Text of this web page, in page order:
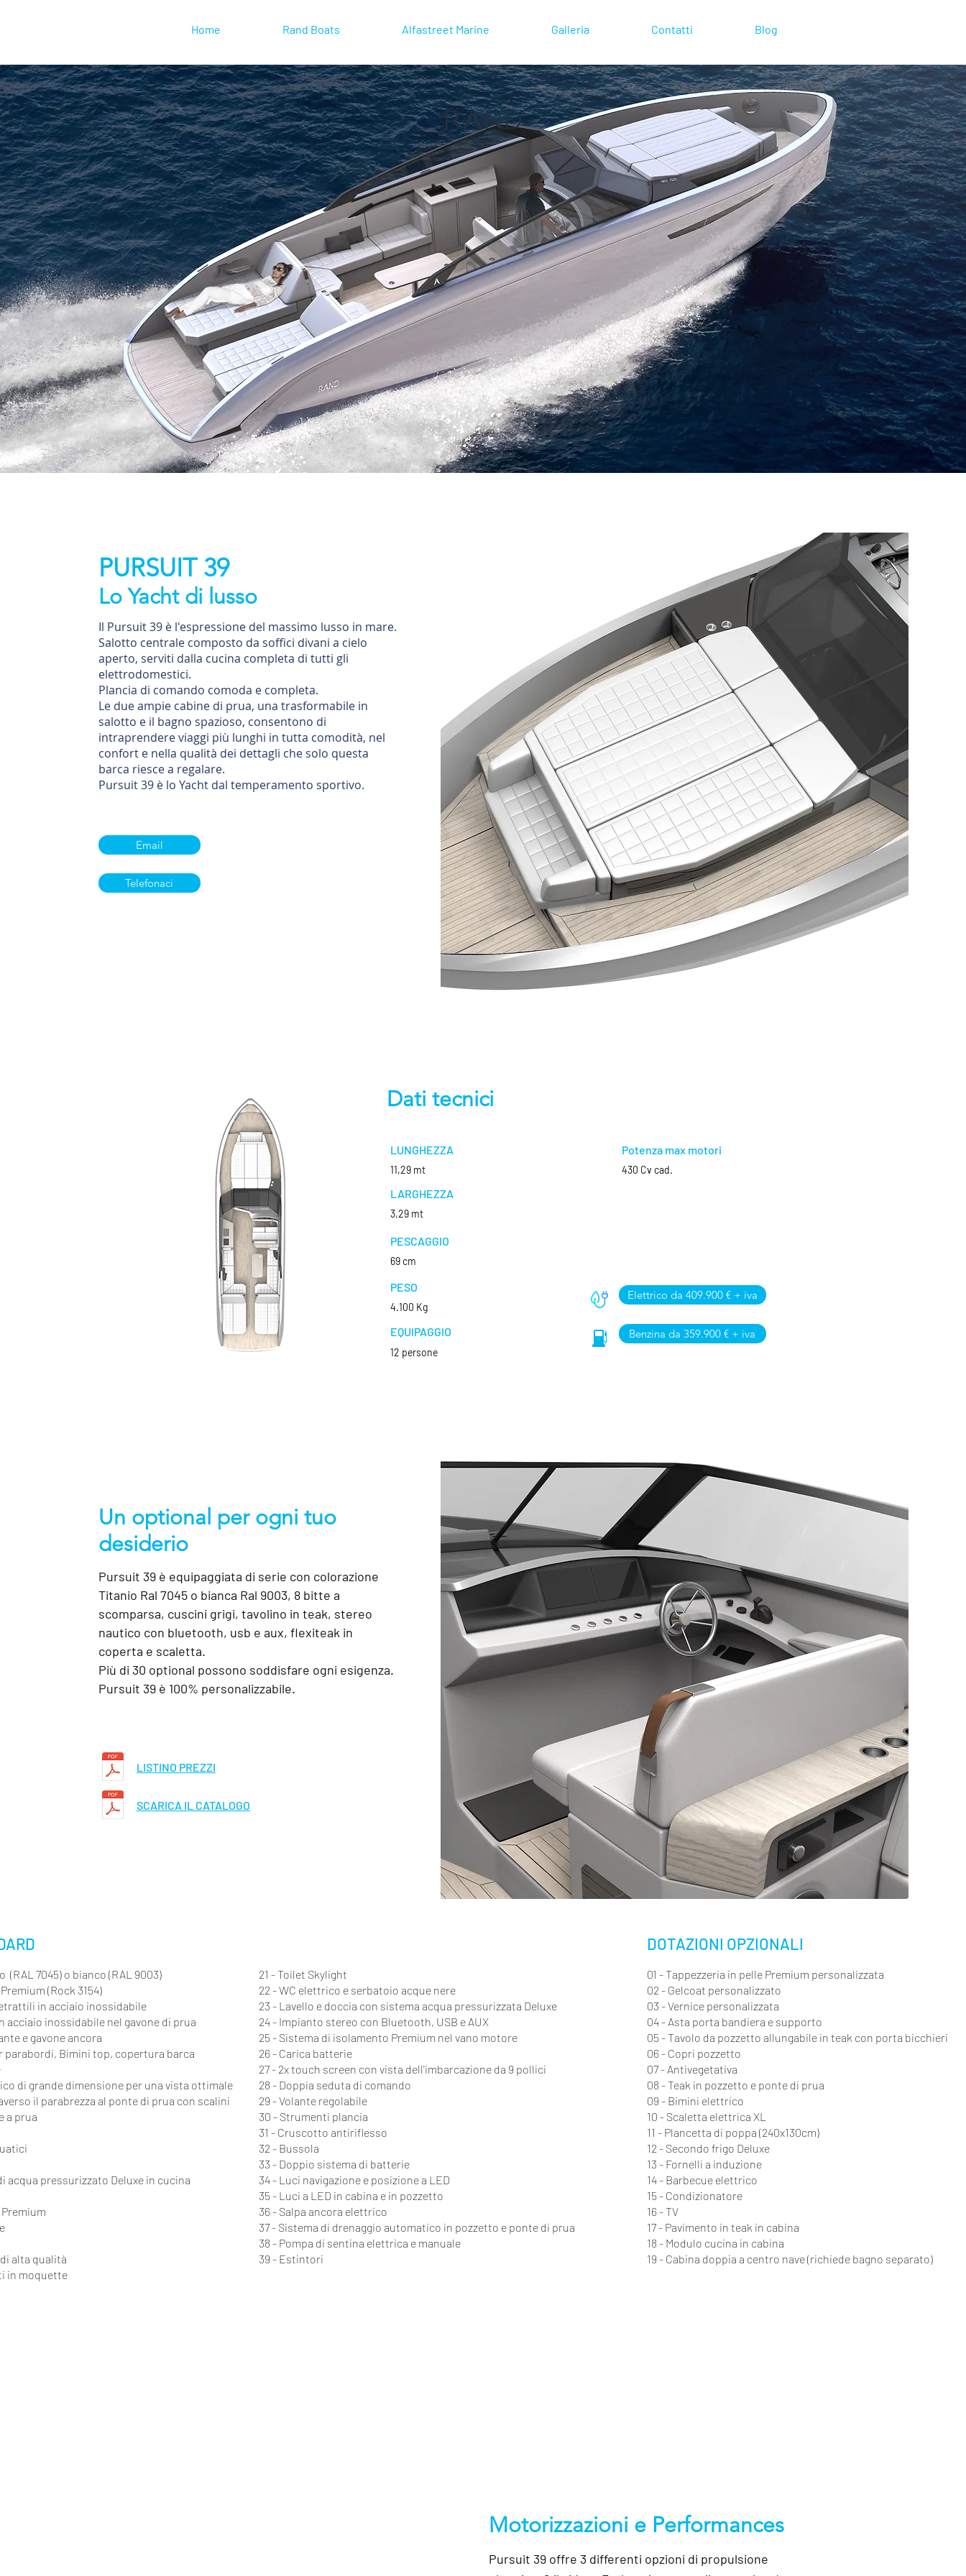
Home Rand Boats Alfastreet Marine Galleria Contatti Blog
As a Rand Boats offical Italian distributor and Dialer
in the North East of the country we can help you
findi the right boat for you.
PURSUIT 39
Lo Yacht di lusso
Il Pursuit 39 è l'espressione del massimo lusso in mare.
Salotto centrale composto da soffici divani a cielo
aperto, serviti dalla cucina completa di tutti gli
elettrodomestici.
Plancia di comando comoda e completa.
Le due ampie cabine di prua, una trasformabile in
salotto e il bagno spazioso, consentono di
intraprendere viaggi più lunghi in tutta comodità, nel
confort e nella qualità dei dettagli che solo questa
barca riesce a regalare.
Pursuit 39 è lo Yacht dal temperamento sportivo.
Email
Telefonaci
Dati tecnici
LUNGHEZZA Potenza max motori
11,29 mt 430 Cv cad.
LARGHEZZA
3,29 mt
PESCAGGIO
69 cm
PESO
4.100 Kg
Elettrico da 409.900 € + iva
EQUIPAGGIO
12 persone
Benzina da 359.900 € + iva
Un optional per ogni tuo
desiderio
Pursuit 39 è equipaggiata di serie con colorazione
Titanio Ral 7045 o bianca Ral 9003, 8 bitte a
scomparsa, cuscini grigi, tavolino in teak, stereo
nautico con bluetooth, usb e aux, flexiteak in
coperta e scaletta.
Più di 30 optional possono soddisfare ogni esigenza.
Pursuit 39 è 100% personalizzabile.
LISTINO PREZZI
SCARICA IL CATALOGO
(RAL 7045) o bianco (RAL 9003)
(Rock 3154)
in acciaio inossidabile
acciaio inossidabile nel gavone di prua
e gavone ancora
parabordi, Bimini top, copertura barca
di grande dimensione per una vista ottimale
il parabrezza al ponte di prua con scalini
a prua
acqua pressurizzato Deluxe in cucina
alta qualità
in moquette
21 - Toilet Skylight
22 - WC elettrico e serbatoio acque nere
23 - Lavello e doccia con sistema acqua pressurizzata Deluxe
24 - Impianto stereo con Bluetooth, USB e AUX
25 - Sistema di isolamento Premium nel vano motore
26 - Carica batterie
27- 2x touch screen con vista dell'imbarcazione da 9 pollici
28 - Doppia seduta di comando
29 - Volante regolabile
30 - Strumenti plancia
31 - Cruscotto antiriflesso
32 - Bussola
33 - Doppio sistema di batterie
34- Luci navigazione e posizione a LED
35 - Luci a LED in cabina e in pozzetto
36 - Salpa ancora elettrico
37 - Sistema di drenaggio automatico in pozzetto e ponte di prua
38 - Pompa di sentina elettrica e manuale
39 - Estintori
DOTAZIONI OPZIONALI
01 - Tappezzeria in pelle Premium personalizzata
02 - Gelcoat personalizzato
03 - Vernice personalizzata
04 - Asta porta bandiera e supporto
05 - Tavolo da pozzetto allungabile in teak con porta bicchieri
06 - Copri pozzetto
07 - Antivegetativa
08 - Teak in pozzetto e ponte di prua
09 - Bimini elettrico
10 - Scaletta elettrica XL
11 - Plancetta di poppa (240x130cm)
12 - Secondo frigo Deluxe
13 - Fornelli a induzione
14 - Barbecue elettrico
15 - Condizionatore
16 - TV
17 - Pavimento in teak in cabina
18 - Modulo cucina in cabina
19 - Cabina doppia a centro nave (richiede bagno separato)
Motorizzazioni e Performances
Pursuit 39 offre 3 differenti opzioni di propulsione